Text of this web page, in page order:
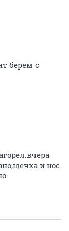
берем с
и нос